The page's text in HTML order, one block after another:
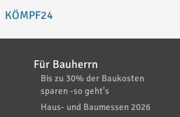
Für Bauherrn
Bis zu 30% der Baukosten
sparen -so geht's
Haus- und Baumessen 2026